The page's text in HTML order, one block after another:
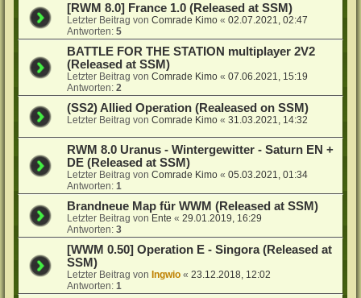
[RWM 8.0] France 1.0 (Released at SSM)
Letzter Beitrag vonComrade Kimo «02.07.2021, 02:47
Antworten:5
BATTLE FOR THE STATION multiplayer 2V2
(Released at SSM)
Letzter Beitrag vonComrade Kimo «07.06.2021, 15:19
Antworten:2
(SS2) Allied Operation (Realeased on SSM)
Letzter Beitrag vonComrade Kimo «31.03.2021, 14:32
RWM 8.0 Uranus - Wintergewitter - Saturn EN +
DE (Released at SSM)
Letzter Beitrag vonComrade Kimo «05.03.2021, 01:34
Antworten:1
Brandneue Map für WWM (Released at SSM)
Letzter Beitrag von Ente «29.01.2019, 16:29
Antworten:3
[WWM 0.50] Operation E - Singora (Released at
SSM)
Letzter Beitrag von Ingwio «23.12.2018, 12:02
Antworten:1